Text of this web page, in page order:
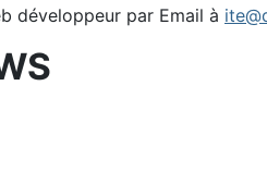
développeur par Email à